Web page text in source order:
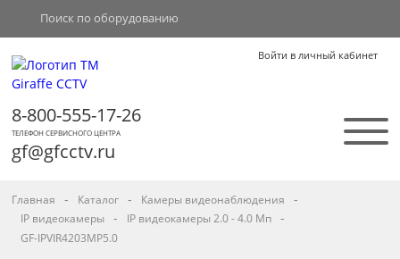
Войти в личный кабинет
8-800-555-17-26
ТЕЛЕФОН СЕРВИСНОГО ЦЕНТРА
gf@gfcctv.ru
Главная - Каталог - Камеры видеонаблюдения -
IP видеокамеры - IP видеокамеры 2.0 - 4.0 Мп -
GF-IPVIR4203MP5.0